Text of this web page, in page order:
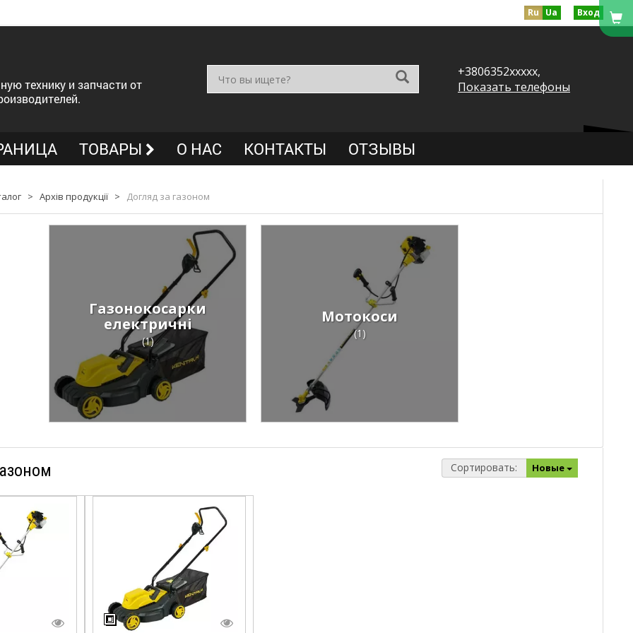
Ru Ua Вход
технику и запчасти от
+3806352xxxxx,
Показать телефоны
ТОВАРЫ О НАС КОНТАКТЫ ОТЗЫВЫ
> Архів продукції > Догляд за газоном
Газонокосарки
електричні
(1)
Мотокоси
(1)
Сортировать: Новые